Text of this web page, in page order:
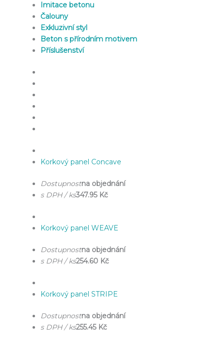
Imitace betonu
Čalouny
Exkluzivní styl
Beton s přírodním motivem
Příslušenství
Korkový panel Concave
Dostupnostna objednání
s DPH / ks347.95 Kč
Korkový panel WEAVE
Dostupnostna objednání
s DPH / ks254.60 Kč
Korkový panel STRIPE
Dostupnostna objednání
s DPH / ks255.45 Kč